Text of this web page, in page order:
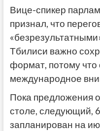
Вице-спикер
признал, что
Тбилиси важно
формат, потому что
международное
Пока предложения
столе, следующий,
запланирован на